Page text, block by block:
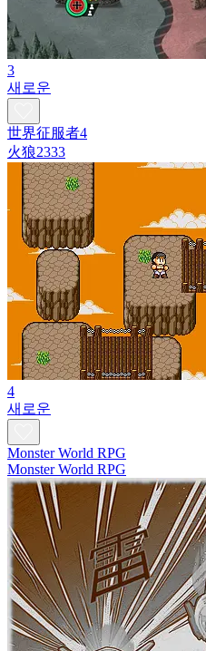
3
새로운
世界征服者4
火狼2333
4
새로운
Monster World RPG
Monster World RPG